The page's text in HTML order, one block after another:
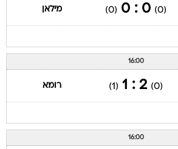
(0)
0 : 0
(0) מילאן
16:00
(0)
2 : 1
(1) רומא
16:00